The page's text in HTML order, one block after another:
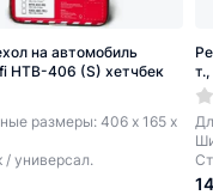
на автомобиль
HTB-406 (S) хетчбек
размеры: 406 х 165 х
/ универсал.
14